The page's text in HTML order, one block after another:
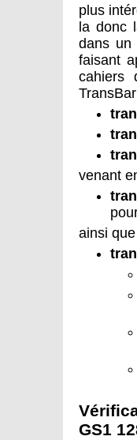
plus
la donc
dans un
faisant
cahiers
venant
ainsi
GS1